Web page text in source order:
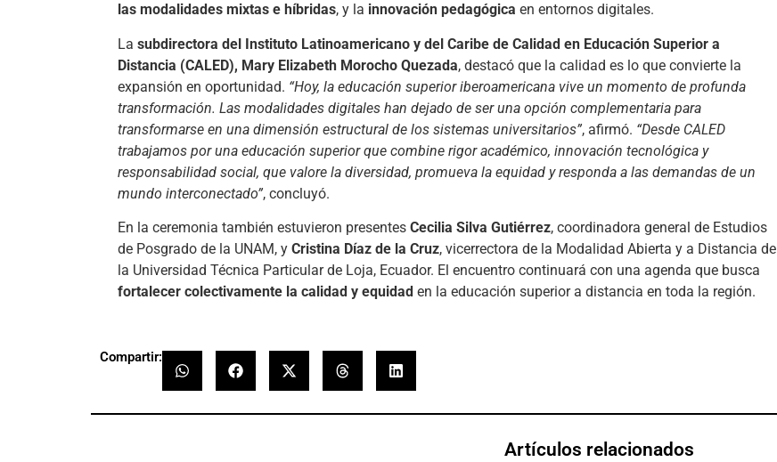
las modalidades mixtas e híbridas, y la innovación pedagógica en entornos digitales.
La subdirectora del Instituto Latinoamericano y del Caribe de Calidad en Educación Superior a
Distancia (CALED), Mary Elizabeth Morocho Quezada, destacó que la calidad es lo que convierte la
expansión en oportunidad. “Hoy, la educación superior iberoamericana vive un momento de profunda
transformación. Las modalidades digitales han dejado de ser una opción complementaria para
transformarse en una dimensión estructural de los sistemas universitarios”, afirmó. “Desde CALED
trabajamos por una educación superior que combine rigor académico, innovación tecnológica y
responsabilidad social, que valore la diversidad, promueva la equidad y responda a las demandas de un
mundo interconectado”, concluyó.
En la ceremonia también estuvieron presentes Cecilia Silva Gutiérrez, coordinadora general de Estudios
de Posgrado de la UNAM, y Cristina Díaz de la Cruz, vicerrectora de la Modalidad Abierta y a Distancia de
la Universidad Técnica Particular de Loja, Ecuador. El encuentro continuará con una agenda que busca
fortalecer colectivamente la calidad y equidad en la educación superior a distancia en toda la región.
Compartir:
Artículos relacionados